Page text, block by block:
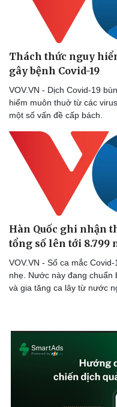
Thách thức nguy
gây bệnh Covid-19
VOV.VN - Dịch Covid-19
hiểm muôn thuở từ các
một số vấn đề cấp bách.
Hàn Quốc ghi nhận
tổng số lên tới 8.799
VOV.VN - Số ca mắc
nhẹ. Nước này đang chuẩn
và gia tăng ca lây từ nước